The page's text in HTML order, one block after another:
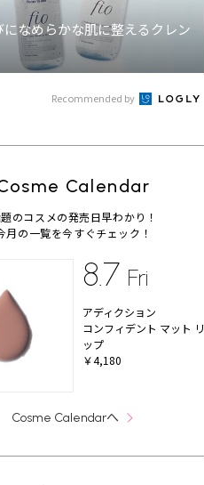
になめらかな肌に整えるクレン
Recommended by
Calendar
のコスメの発売日早わかり！
月の一覧を今すぐチェック！
8.7 Fri
アディクション
コンフィデント マット リ
ップ
￥4,180
Cosme Calendarへ